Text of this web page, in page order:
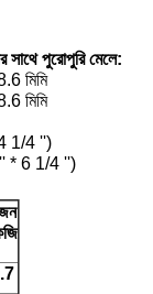
সাথে পুরোপুরি মেলে:
মিমি
মিমি
1/4 '')
'' * 6 1/4 '')